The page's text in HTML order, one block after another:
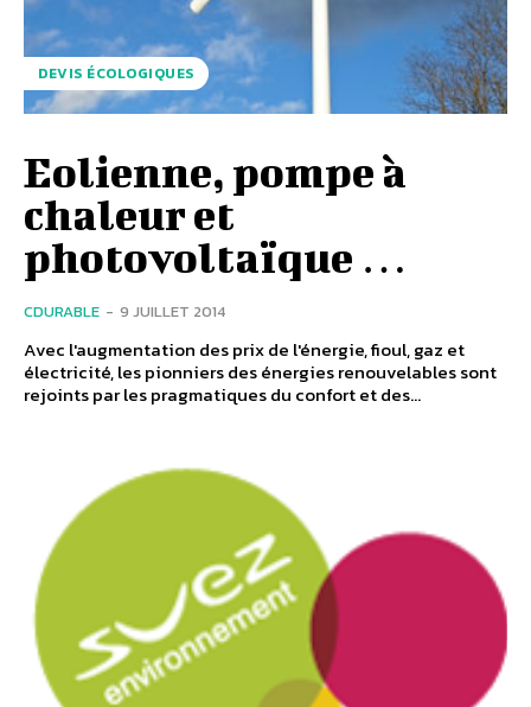
DEVIS ÉCOLOGIQUES
Eolienne, pompe à
chaleur et
photovoltaïque …
CDURABLE - 9 JUILLET 2014
Avec l'augmentation des prix de l'énergie, fioul, gaz et
électricité, les pionniers des énergies renouvelables sont
rejoints par les pragmatiques du confort et des...